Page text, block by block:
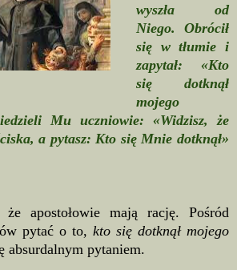
wyszła od
Niego. Obrócił
się w tłumie i
zapytał: «Kto
się dotknął
mojego
Mu uczniowie: «Widzisz, że
a pytasz: Kto się Mnie dotknął»
mają rację. Pośród
pytać o to, kto się dotknął mojego
absurdalnym pytaniem.